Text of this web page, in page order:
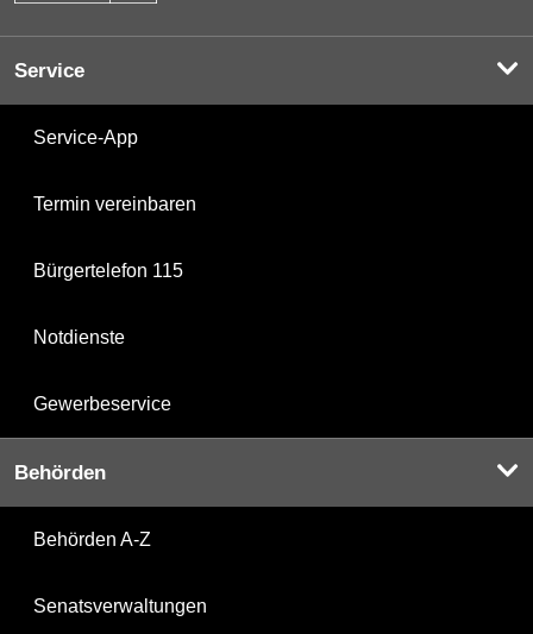
Service
Service-App
Termin vereinbaren
Bürgertelefon 115
Notdienste
Gewerbeservice
Behörden
Behörden A-Z
Senatsverwaltungen